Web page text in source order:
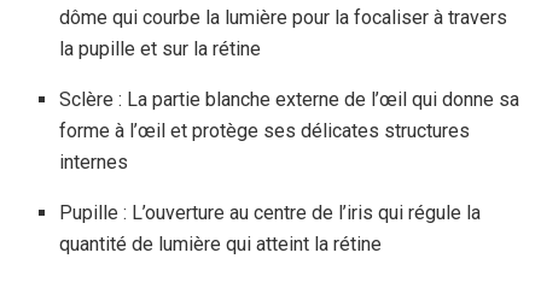
dôme qui courbe la lumière pour la focaliser à travers
la pupille et sur la rétine
Sclère : La partie blanche externe de l’œil qui donne sa
forme à l’œil et protège ses délicates structures
internes
Pupille : L’ouverture au centre de l’iris qui régule la
quantité de lumière qui atteint la rétine